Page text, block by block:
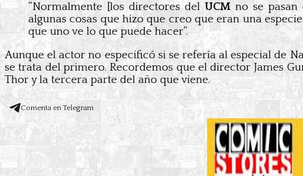
“Normalmente [los directores delUCM no se pasan
algunas cosas que hizo que creo que eran una
que uno ve lo que puede hacer”.
Aunque el actor no especificó si se refería al especial de
se trata del primero. Recordemos que el director James
Thor y la tercera parte del año que viene.
Comenta en Telegram